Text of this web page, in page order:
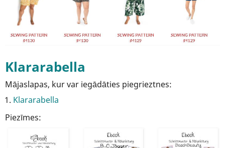
Klararabella
Mājaslapas, kur var iegādāties piegrieztnes:
Klararabella
Piezīmes: